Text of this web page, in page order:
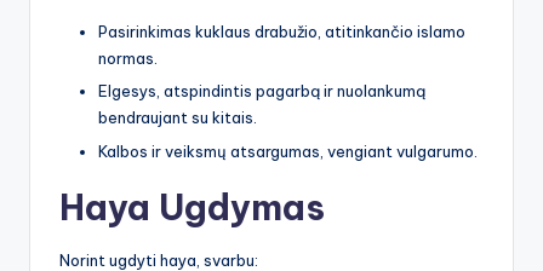
Pasirinkimas kuklaus drabužio, atitinkančio islamo
normas.
Elgesys, atspindintis pagarbą ir nuolankumą
bendraujant su kitais.
Kalbos ir veiksmų atsargumas, vengiant vulgarumo.
Haya Ugdymas
Norint ugdyti haya, svarbu: